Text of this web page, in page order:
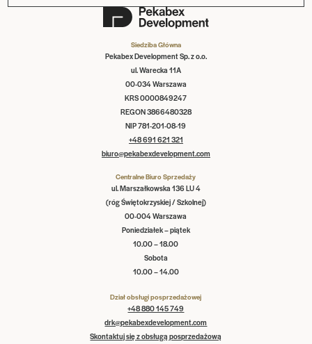
Siedziba Główna
Pekabex Development Sp. z o.o.
ul. Warecka 11A
00-034 Warszawa
KRS 0000849247
REGON 3866480328
NIP 781-201-08-19
+48 691 621 321
biuro@pekabexdevelopment.com
Centralne Biuro Sprzedaży
ul. Marszałkowska 136 LU 4
(róg Świętokrzyskiej / Szkolnej)
00-004 Warszawa
Poniedziałek – piątek
10.00 – 18.00
Sobota
10.00 – 14.00
Dział obsługi posprzedażowej
+48 880 145 749
drk@pekabexdevelopment.com
Skontaktuj się z obsługą posprzedażową